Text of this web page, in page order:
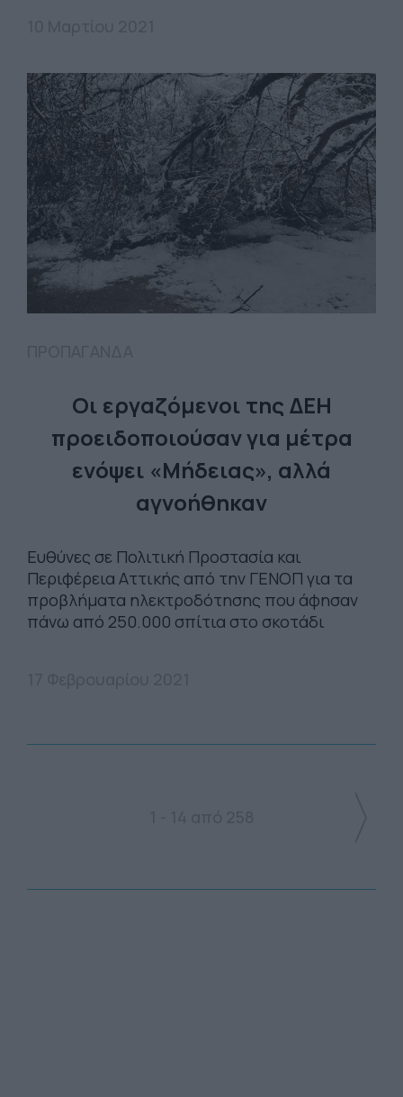
Οι εργαζόμενοι της ΔΕΗ
προειδοποιούσαν για μέτρα
ενόψει «Μήδειας», αλλά
αγνοήθηκαν
Ευθύνες σε Πολιτική Προστασία και
Περιφέρεια Αττικής από την ΓΕΝΟΠ για τα
προβλήματα ηλεκτροδότησης που άφησαν
πάνω από 250.000 σπίτια στο σκοτάδι